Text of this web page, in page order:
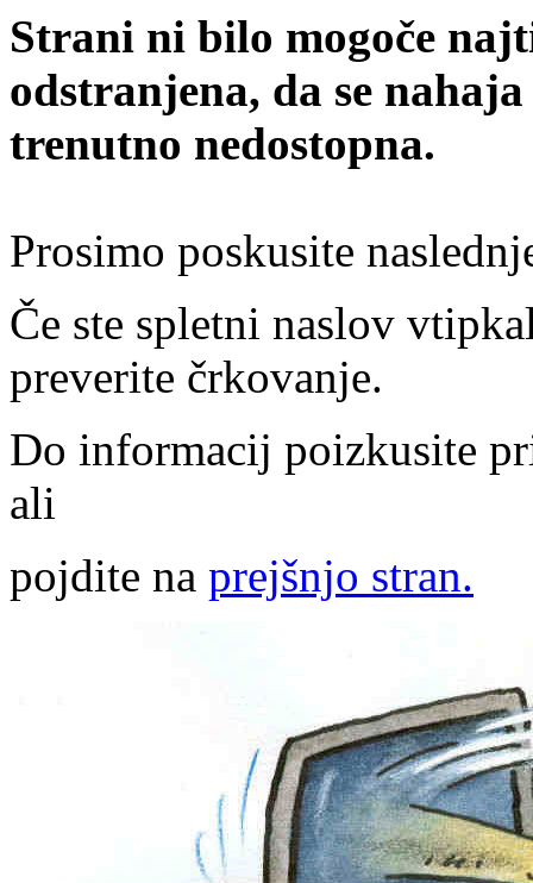
Strani ni bilo mogoče
odstranjena, da se
trenutno nedostopna.
Prosimo poskusite
Če ste spletni naslov
preverite črkovanje.
Do informacij poizkusite
ali
pojdite na prejšnjo stran.